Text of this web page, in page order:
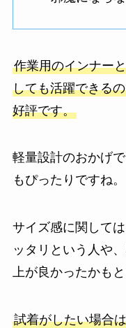
作業用のインナー
しても活躍できる
好評です。
軽量設計のおかげ
もぴったりですね。
サイズ感に関して
ッタリという人や
上が良かったかもと
試着がしたい場合